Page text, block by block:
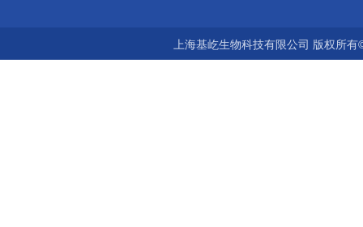
上海基屹生物科技有限公司 版权所